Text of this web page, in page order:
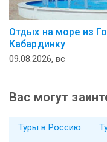
Отдых на море из
Кабардинку
09.08.2026, вс
Вас могут
Туры в Россию